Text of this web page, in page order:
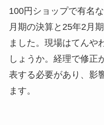
100円ショップで有名
月期の決算と25年2月
ました。現場はてんや
しょうか。経理で修正
表する必要があり、影
ます。